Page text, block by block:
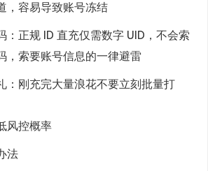
，容易导致账号冻结
：正规 ID 直充仅需数字 UID，不会索
，索要账号信息的一律避雷
：刚充完大量浪花不要立刻批量打
风控概率
法